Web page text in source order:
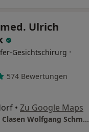
Ulrich
Gesichtschirurg ·
574 Bewertungen
• Zu Google Maps
Dres. Ulrich Stroink Thomas Clasen Wolfgang Schmitt u.w.